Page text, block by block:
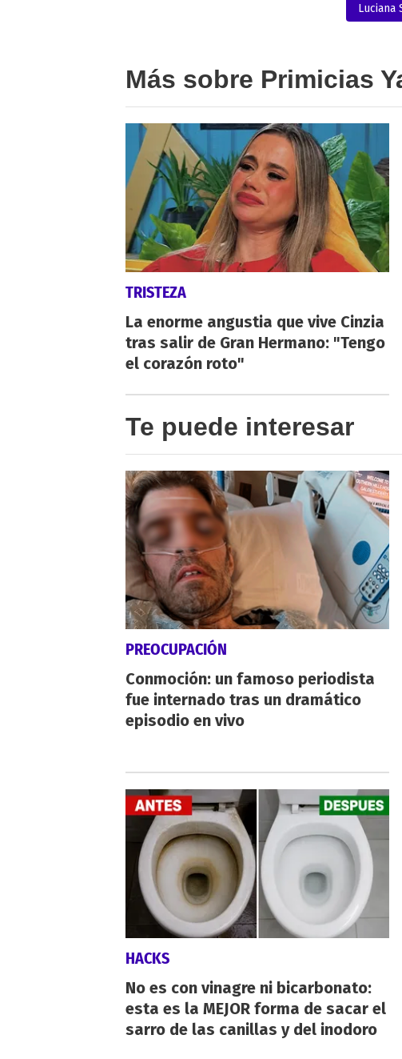
Luciana
Más sobre Primicias
TRISTEZA
La enorme angustia que vive Cinzia
tras salir de Gran Hermano: "Tengo
el corazón roto"
Te puede interesar
PREOCUPACIÓN
Conmoción: un famoso periodista
fue internado tras un dramático
episodio en vivo
HACKS
No es con vinagre ni bicarbonato:
esta es la MEJOR forma de sacar el
sarro de las canillas y del inodoro